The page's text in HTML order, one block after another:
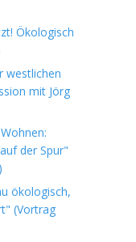
Ökologisch
westlichen
mit Jörg
der Spur"
ökologisch,
(Vortrag